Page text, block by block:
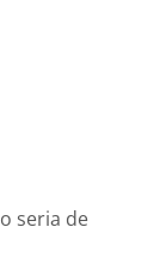
seria de